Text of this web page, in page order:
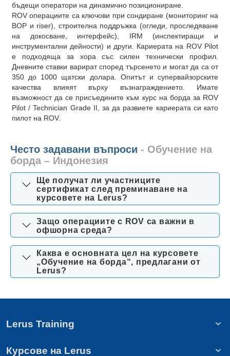
бъдещи оператори на динамично позициониране.
ROV операциите са ключови при сондиране (мониторинг на
BOP и riser), строителна поддръжка (огледи, проследяване
на докосване, интерфейс), IRM (инспектиращи и
инструментални дейности) и други. Кариерата на ROV Pilot
е подходяща за хора със силен технически профил.
Дневните ставки варират според търсенето и могат да са от
350 до 1000 щатски долара. Опитът и супервайзорските
качества влияят върху възнаграждението. Имате
възможност да се присъедините към курс на борда за ROV
Pilot / Technician Grade II, за да развиете кариерата си като
пилот на ROV.
Често задавани въпроси - Обучение на
борда – Индонезия
Ще получат ли участниците
сертификат след преминаване на
курсовете на Lerus?
Защо операциите с ROV са важни в
офшорна среда?
Каква е основната цел на курсовете
„Обучение на борда“, предлагани от
Lerus?
Lerus Training
Курсове на Lerus